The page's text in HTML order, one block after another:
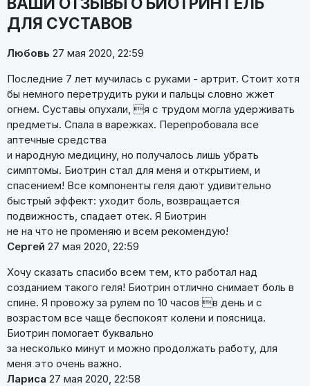
ДЛЯ СУСТАВОВ
Любовь 27 мая 2020, 22:59
Последние 7 лет мучилась с руками - артрит. Стоит хотя
бы немного перетрудить руки и пальцы словно жжет
огнем. Суставы опухали, я с трудом могла удерживать
предметы. Спала в варежках. Перепробовала все
аптечные средства
и народную медицину, но получалось лишь убрать
симптомы. Биотрин стал для меня и открытием, и
спасением! Все компоненты геля дают удивительно
быстрый эффект: уходит боль, возвращается
подвижность, спадает отек. Я Биотрин
не на что не променяю и всем рекомендую!
Сергей 27 мая 2020, 22:59
Хочу сказать спасибо всем тем, кто работал над
созданием такого геля! Биотрин отлично снимает боль в
спине. Я провожу за рулем по 10 часов в день и с
возрастом все чаще беспокоят колени и поясница.
Биотрин помогает буквально
за несколько минут и можно продолжать работу, для
меня это очень важно.
Лариса 27 мая 2020, 22:58